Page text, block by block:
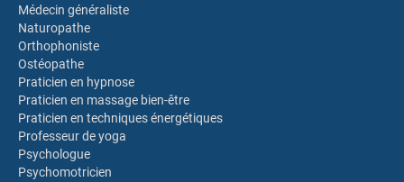
Médecin généraliste
Naturopathe
Orthophoniste
Ostéopathe
Praticien en hypnose
Praticien en massage bien-être
Praticien en techniques énergétiques
Professeur de yoga
Psychologue
Psychomotricien